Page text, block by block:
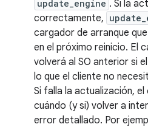
update_engine . Si la
correctamente,
cargador de arranque
en el próximo reinicio. El
volverá al SO anterior si
lo que el cliente no
Si falla la actualización,
cuándo (y si) volver a
error detallado. Por